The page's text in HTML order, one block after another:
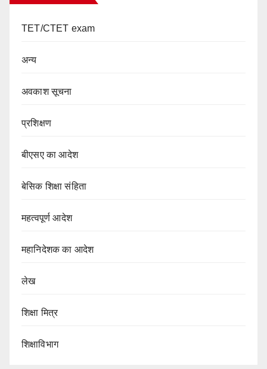
TET/CTET exam
अन्य
अवकाश सूचना
प्रशिक्षण
बीएसए का आदेश
बेसिक शिक्षा संहिता
महत्वपूर्ण आदेश
महानिदेशक का आदेश
लेख
शिक्षा मित्र
शिक्षाविभाग